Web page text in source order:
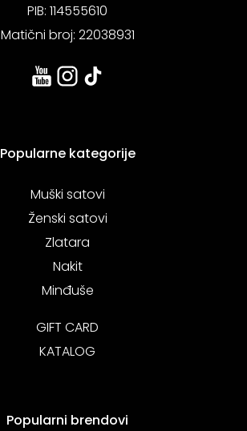
PIB: 114555610
Matični broj: 22038931
Popularne kategorije
Muški satovi
Ženski satovi
Zlatara
Nakit
Minđuše
GIFT CARD
KATALOG
Popularni brendovi